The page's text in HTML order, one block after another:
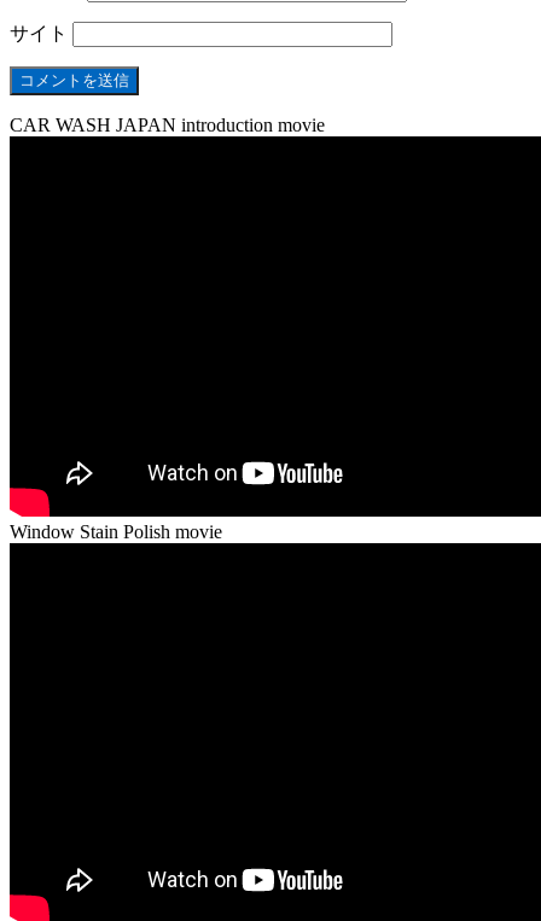
サイト
CAR WASH JAPAN introduction movie
Window Stain Polish movie